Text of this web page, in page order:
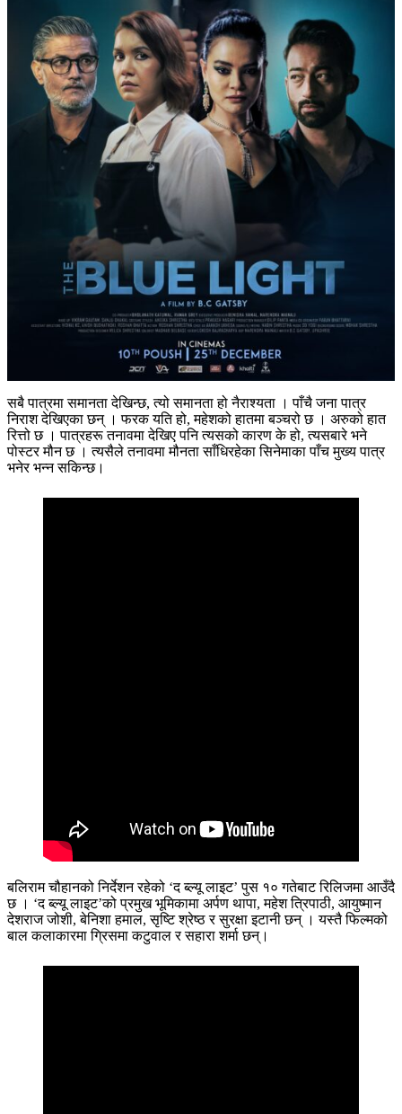
सबै पात्रमा समानता देखिन्छ, त्यो समानता हो नैराश्यता । पाँचै जना पात्र
निराश देखिएका छन् । फरक यति हो, महेशको हातमा बञ्चरो छ । अरुको हात
रित्तो छ । पात्रहरू तनावमा देखिए पनि त्यसको कारण के हो, त्यसबारे भने
पोस्टर मौन छ । त्यसैले तनावमा मौनता साँधिरहेका सिनेमाका पाँच मुख्य पात्र
भनेर भन्न सकिन्छ।
बलिराम चौहानको निर्देशन रहेको ‘द ब्ल्यू लाइट’ पुस १० गतेबाट रिलिजमा आउँदै
छ । ‘द ब्ल्यू लाइट’को प्रमुख भूमिकामा अर्पण थापा, महेश त्रिपाठी, आयुष्मान
देशराज जोशी, बेनिशा हमाल, सृष्टि श्रेष्ठ र सुरक्षा इटानी छन् । यस्तै फिल्मको
बाल कलाकारमा ग्रिसमा कटुवाल र सहारा शर्मा छन्।